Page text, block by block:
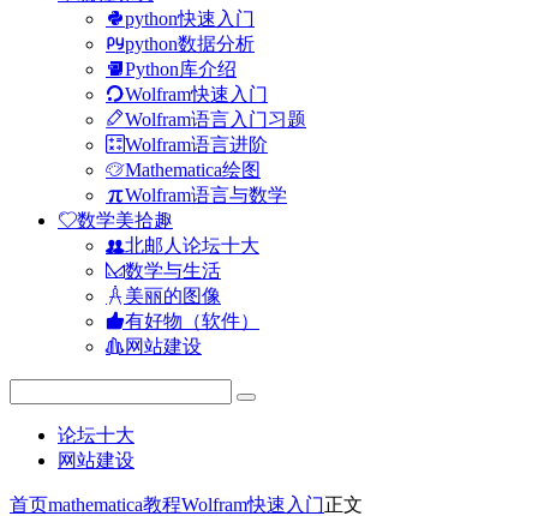
python快速入门
python数据分析
Python库介绍
Wolfram快速入门
Wolfram语言入门习题
Wolfram语言进阶
Mathematica绘图
Wolfram语言与数学
数学美拾趣
北邮人论坛十大
数学与生活
美丽的图像
有好物（软件）
网站建设
论坛十大
网站建设
首页mathematica教程Wolfram快速入门正文